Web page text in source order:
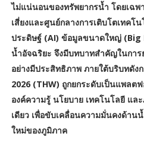
ไม่แน่นอนของทรัพยากรน้ำ โดยเฉพ
เสี่ยงและศูนย์กลางการเติบโตเทค
ประดิษฐ์ (AI) ข้อมูลขนาดใหญ่ (Big
น้ำอัจฉริยะ จึงมีบทบาทสำคัญในการ
อย่างมีประสิทธิภาพ ภายใต้บริบทดั
2026 (THW) ถูกยกระดับเป็นแพลต
องค์ความรู้ นโยบาย เทคโนโลยี แล
เดียว เพื่อขับเคลื่อนความมั่นคงด้าน
ใหม่ของภูมิภาค